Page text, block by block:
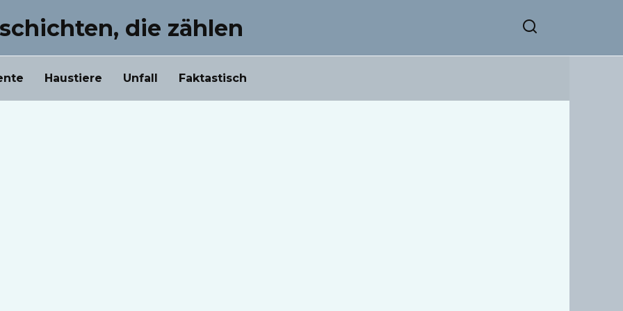
die zählen
Haustiere Unfall Faktastisch